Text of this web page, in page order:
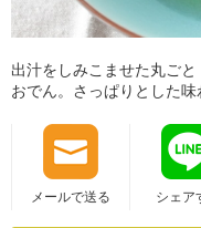
出汁をしみこませた丸ご
おでん。さっぱりとした味
メールで送る シェア